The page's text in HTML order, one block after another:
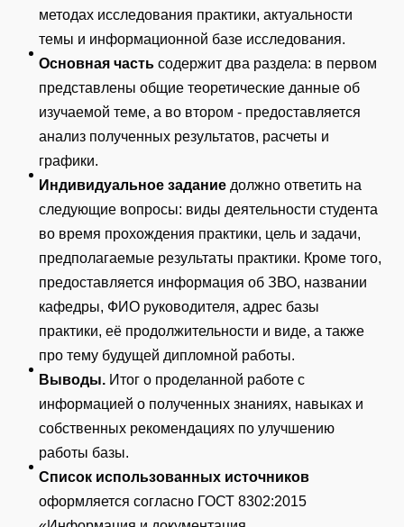
методах исследования практики, актуальности
темы и информационной базе исследования.
Основная часть содержит два раздела: в первом
представлены общие теоретические данные об
изучаемой теме, а во втором - предоставляется
анализ полученных результатов, расчеты и
графики.
Индивидуальное задание должно ответить на
следующие вопросы: виды деятельности студента
во время прохождения практики, цель и задачи,
предполагаемые результаты практики. Кроме того,
предоставляется информация об ЗВО, названии
кафедры, ФИО руководителя, адрес базы
практики, её продолжительности и виде, а также
про тему будущей дипломной работы.
Выводы. Итог о проделанной работе с
информацией о полученных знаниях, навыках и
собственных рекомендациях по улучшению
работы базы.
Список использованных источников
оформляется согласно ГОСТ 8302:2015